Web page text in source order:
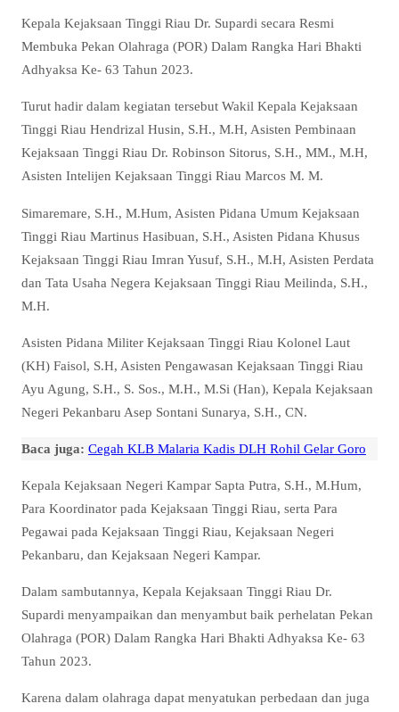
Kepala Kejaksaan Tinggi Riau Dr. Supardi secara Resmi
Membuka Pekan Olahraga (POR) Dalam Rangka Hari Bhakti
Adhyaksa Ke- 63 Tahun 2023.
Turut hadir dalam kegiatan tersebut Wakil Kepala Kejaksaan
Tinggi Riau Hendrizal Husin, S.H., M.H, Asisten Pembinaan
Kejaksaan Tinggi Riau Dr. Robinson Sitorus, S.H., MM., M.H,
Asisten Intelijen Kejaksaan Tinggi Riau Marcos M. M.
Simaremare, S.H., M.Hum, Asisten Pidana Umum Kejaksaan
Tinggi Riau Martinus Hasibuan, S.H., Asisten Pidana Khusus
Kejaksaan Tinggi Riau Imran Yusuf, S.H., M.H, Asisten Perdata
dan Tata Usaha Negera Kejaksaan Tinggi Riau Meilinda, S.H.,
M.H.
Asisten Pidana Militer Kejaksaan Tinggi Riau Kolonel Laut
(KH) Faisol, S.H, Asisten Pengawasan Kejaksaan Tinggi Riau
Ayu Agung, S.H., S. Sos., M.H., M.Si (Han), Kepala Kejaksaan
Negeri Pekanbaru Asep Sontani Sunarya, S.H., CN.
Baca juga: Cegah KLB Malaria Kadis DLH Rohil Gelar Goro
Kepala Kejaksaan Negeri Kampar Sapta Putra, S.H., M.Hum,
Para Koordinator pada Kejaksaan Tinggi Riau, serta Para
Pegawai pada Kejaksaan Tinggi Riau, Kejaksaan Negeri
Pekanbaru, dan Kejaksaan Negeri Kampar.
Dalam sambutannya, Kepala Kejaksaan Tinggi Riau Dr.
Supardi menyampaikan dan menyambut baik perhelatan Pekan
Olahraga (POR) Dalam Rangka Hari Bhakti Adhyaksa Ke- 63
Tahun 2023.
Karena dalam olahraga dapat menyatukan perbedaan dan juga